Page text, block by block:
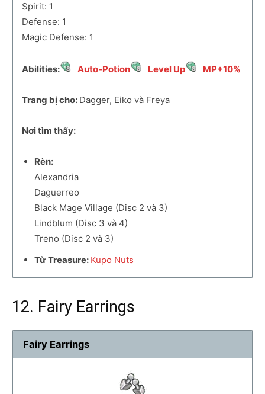
Spirit: 1
Defense: 1
Magic Defense: 1
Abilities: Auto-Potion Level Up MP+10%
Trang bị cho: Dagger, Eiko và Freya
Nơi tìm thấy:
Rèn:
Alexandria
Daguerreo
Black Mage Village (Disc 2 và 3)
Lindblum (Disc 3 và 4)
Treno (Disc 2 và 3)
Từ Treasure: Kupo Nuts
12. Fairy Earrings
Fairy Earrings